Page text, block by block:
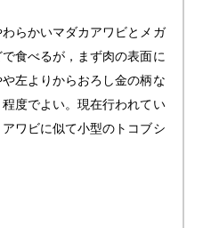
らかいマダカアワビとメガ
食べるが，まず肉の表面に
左よりからおろし金の柄な
度でよい。現在行われてい
ワビに似て小型のトコブシ